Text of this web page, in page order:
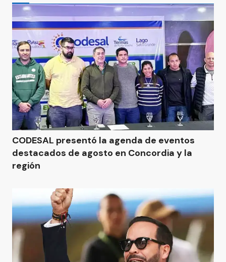
CODESAL presentó la agenda de eventos
destacados de agosto en Concordia y la
región